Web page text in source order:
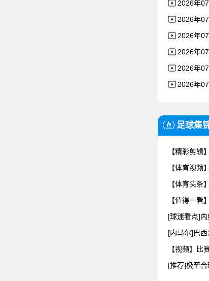
2026年
2026年07
2026年07
2026年07
2026年07
2026年
足球集
【体育头条
【值得一看